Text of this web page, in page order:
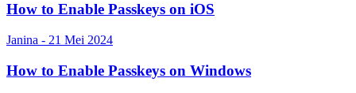
How to Enable Passkeys on iOS
Janina - 21 Mei 2024
How to Enable Passkeys on Windows